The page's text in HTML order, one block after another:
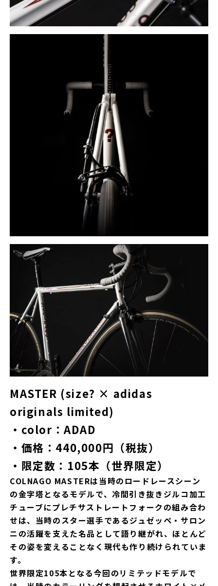
MASTER (size? × adidas
originals limited)
・color：ADAD
・価格：440,000円（税抜）
・限定数：105本（世界限定）
COLNAGO MASTERは当時のロードレースシーン
の金字塔となるモデルで、冷間引き抜きジルコ加工
チューブにプレチサストレートフォークの組み合わ
せは、当時のスター選手であるジュゼッペ・サロン
ニの活躍を支えた名品として語り継がれ、ほとんど
その姿を変えることなく現代も作り続けられていま
す。
世界限定105本となる今回のリミテッドモデルで